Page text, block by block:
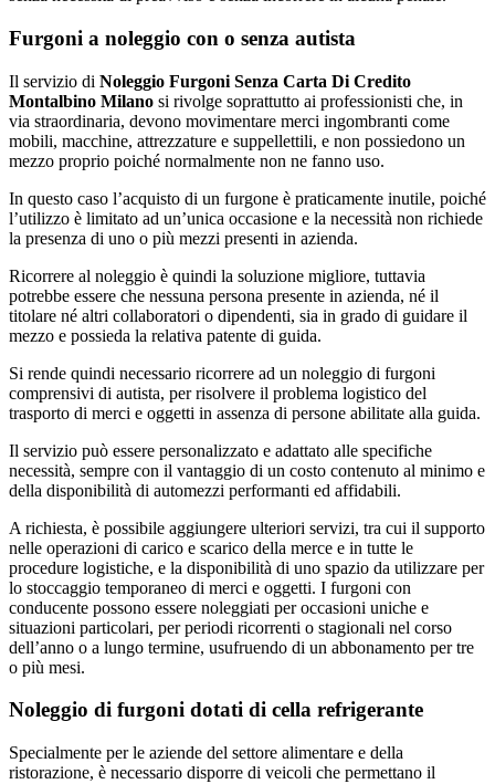
Furgoni a noleggio con o senza autista
Il servizio di Noleggio Furgoni Senza Carta Di Credito
Montalbino Milano si rivolge soprattutto ai professionisti che, in
via straordinaria, devono movimentare merci ingombranti come
mobili, macchine, attrezzature e suppellettili, e non possiedono un
mezzo proprio poiché normalmente non ne fanno uso.
In questo caso l’acquisto di un furgone è praticamente inutile, poiché
l’utilizzo è limitato ad un’unica occasione e la necessità non richiede
la presenza di uno o più mezzi presenti in azienda.
Ricorrere al noleggio è quindi la soluzione migliore, tuttavia
potrebbe essere che nessuna persona presente in azienda, né il
titolare né altri collaboratori o dipendenti, sia in grado di guidare il
mezzo e possieda la relativa patente di guida.
Si rende quindi necessario ricorrere ad un noleggio di furgoni
comprensivi di autista, per risolvere il problema logistico del
trasporto di merci e oggetti in assenza di persone abilitate alla guida.
Il servizio può essere personalizzato e adattato alle specifiche
necessità, sempre con il vantaggio di un costo contenuto al minimo e
della disponibilità di automezzi performanti ed affidabili.
A richiesta, è possibile aggiungere ulteriori servizi, tra cui il supporto
nelle operazioni di carico e scarico della merce e in tutte le
procedure logistiche, e la disponibilità di uno spazio da utilizzare per
lo stoccaggio temporaneo di merci e oggetti. I furgoni con
conducente possono essere noleggiati per occasioni uniche e
situazioni particolari, per periodi ricorrenti o stagionali nel corso
dell’anno o a lungo termine, usufruendo di un abbonamento per tre
o più mesi.
Noleggio di furgoni dotati di cella refrigerante
Specialmente per le aziende del settore alimentare e della
ristorazione, è necessario disporre di veicoli che permettano il